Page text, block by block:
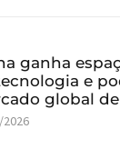
ganha
e
global